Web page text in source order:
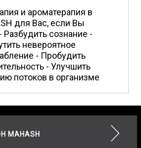
и ароматерапия в
для Вас, если Вы
Разбудить сознание -
невероятное
- Пробудить
- Улучшить
потоков в организме
MAHASH